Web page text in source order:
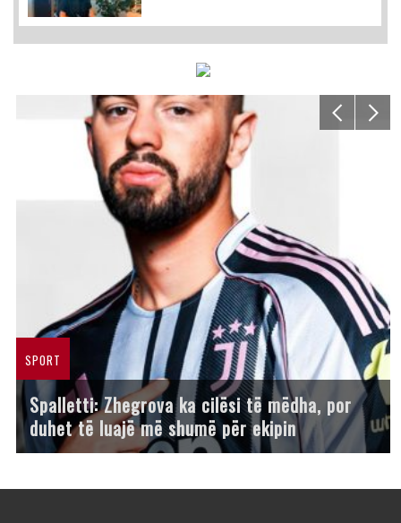
SPORT
Spalletti: Zhegrova ka cilësi të mëdha, por
duhet të luajë më shumë për ekipin